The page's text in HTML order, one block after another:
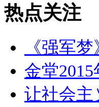
热点关注
《强军
金堂
让社会主